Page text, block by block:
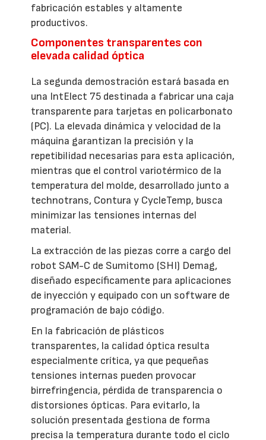
fabricación estables y altamente
productivos.
Componentes transparentes con
elevada calidad óptica
La segunda demostración estará basada en
una IntElect 75 destinada a fabricar una caja
transparente para tarjetas en policarbonato
(PC). La elevada dinámica y velocidad de la
máquina garantizan la precisión y la
repetibilidad necesarias para esta aplicación,
mientras que el control variotérmico de la
temperatura del molde, desarrollado junto a
technotrans, Contura y CycleTemp, busca
minimizar las tensiones internas del
material.
La extracción de las piezas corre a cargo del
robot SAM-C de Sumitomo (SHI) Demag,
diseñado específicamente para aplicaciones
de inyección y equipado con un software de
programación de bajo código.
En la fabricación de plásticos
transparentes, la calidad óptica resulta
especialmente crítica, ya que pequeñas
tensiones internas pueden provocar
birrefringencia, pérdida de transparencia o
distorsiones ópticas. Para evitarlo, la
solución presentada gestiona de forma
precisa la temperatura durante todo el ciclo